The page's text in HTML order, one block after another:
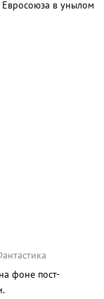
в унылом
фоне пост-